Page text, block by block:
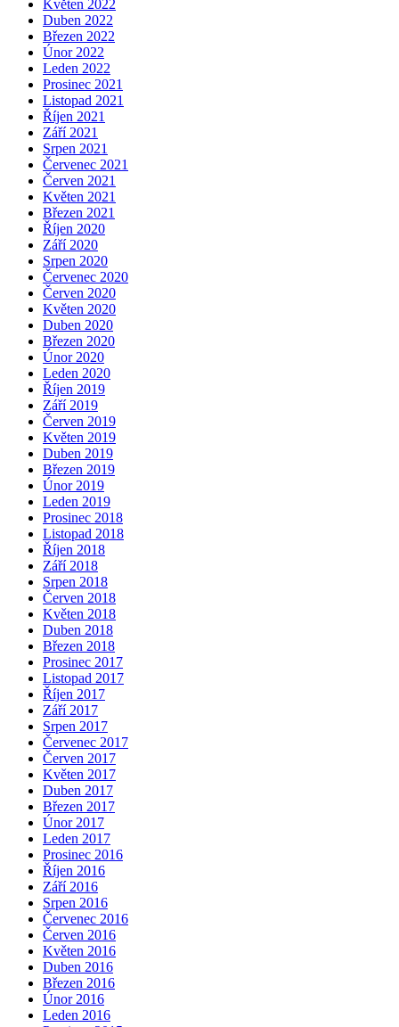
Květen 2022
Duben 2022
Březen 2022
Únor 2022
Leden 2022
Prosinec 2021
Listopad 2021
Říjen 2021
Září 2021
Srpen 2021
Červenec 2021
Červen 2021
Květen 2021
Březen 2021
Říjen 2020
Září 2020
Srpen 2020
Červenec 2020
Červen 2020
Květen 2020
Duben 2020
Březen 2020
Únor 2020
Leden 2020
Říjen 2019
Září 2019
Červen 2019
Květen 2019
Duben 2019
Březen 2019
Únor 2019
Leden 2019
Prosinec 2018
Listopad 2018
Říjen 2018
Září 2018
Srpen 2018
Červen 2018
Květen 2018
Duben 2018
Březen 2018
Prosinec 2017
Listopad 2017
Říjen 2017
Září 2017
Srpen 2017
Červenec 2017
Červen 2017
Květen 2017
Duben 2017
Březen 2017
Únor 2017
Leden 2017
Prosinec 2016
Říjen 2016
Září 2016
Srpen 2016
Červenec 2016
Červen 2016
Květen 2016
Duben 2016
Březen 2016
Únor 2016
Leden 2016